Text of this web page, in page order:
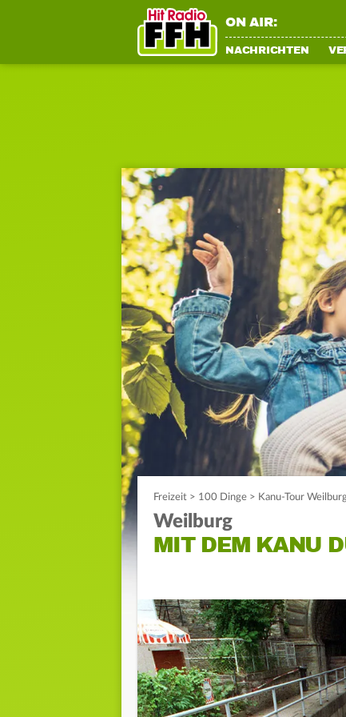
ON AIR:
NACHRICHTEN
Freizeit > 100 Dinge > Kanu-Tour
Weilburg
MIT DEM KANU